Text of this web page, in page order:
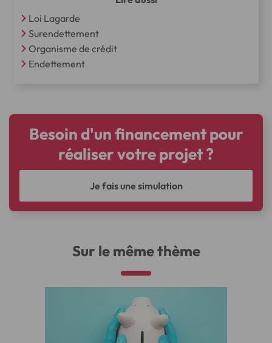
Loi Lagarde
Surendettement
Organisme de crédit
Endettement
Besoin d'un financement pour
réaliser votre projet ?
Je fais une simulation
Sur le même thème